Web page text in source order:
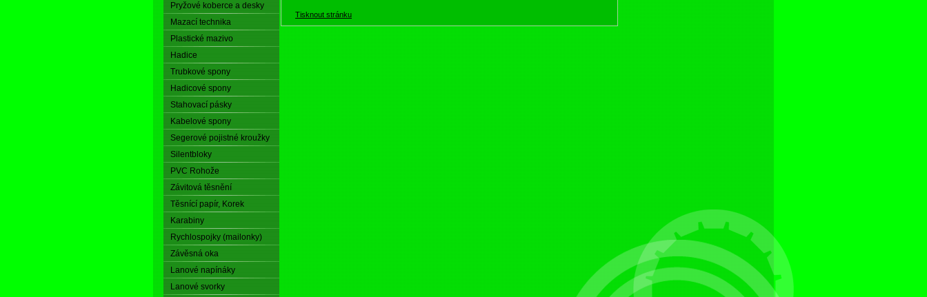
Pryžové koberce a desky
Mazací technika
Plastické mazivo
Hadice
Trubkové spony
Hadicové spony
Stahovací pásky
Kabelové spony
Segerové pojistné kroužky
Silentbloky
PVC Rohože
Závitová těsnění
Těsnící papír, Korek
Karabiny
Rychlospojky (mailonky)
Závěsná oka
Lanové napínáky
Lanové svorky
Tisknout stránku